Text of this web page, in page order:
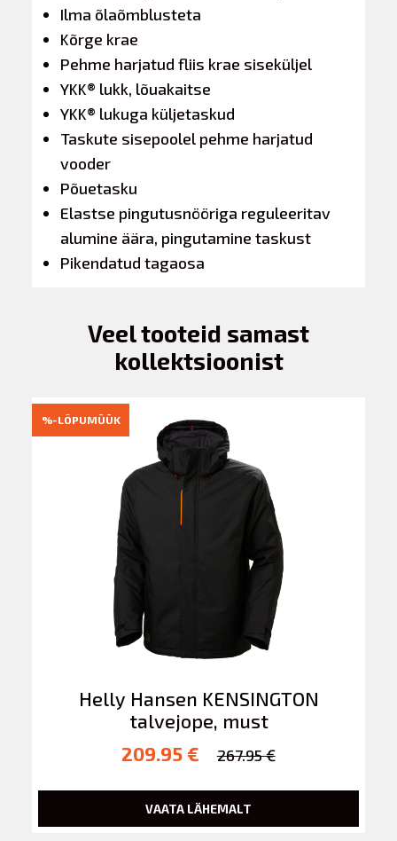
Ilma õlaõmblusteta
Kõrge krae
Pehme harjatud fliis krae siseküljel
YKK® lukk, lõuakaitse
YKK® lukuga küljetaskud
Taskute sisepoolel pehme harjatud
vooder
Põuetasku
Elastse pingutusnööriga reguleeritav
alumine äära, pingutamine taskust
Pikendatud tagaosa
Veel tooteid samast
kollektsioonist
%-LÕPUMÜÜK
Helly Hansen KENSINGTON
talvejope, must
209.95 €
267.95 €
VAATA LÄHEMALT